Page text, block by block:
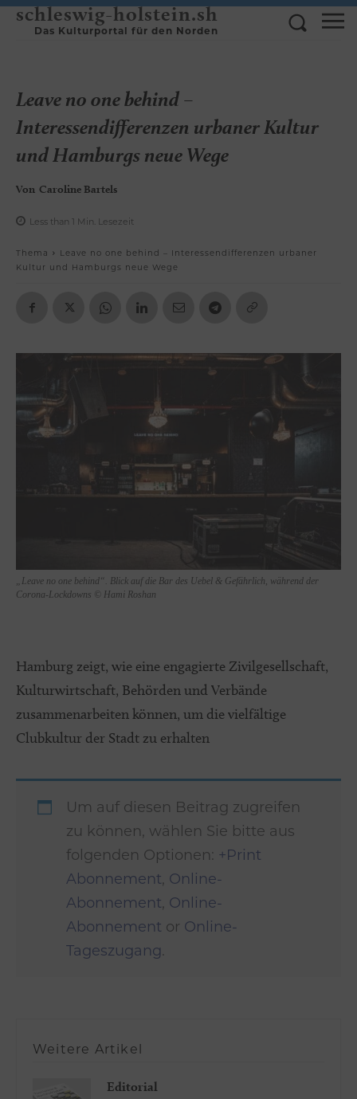
schleswig-holstein.sh
Das Kulturportal für den Norden
Leave no one behind –
Interessendifferenzen urbaner Kultur
und Hamburgs neue Wege
Von Caroline Bartels
Less than 1 Min. Lesezeit
Thema
Leave no one behind – Interessendifferenzen urbaner
Kultur und Hamburgs neue Wege
„Leave no one behind“. Blick auf die Bar des Uebel & Gefährlich, während der
Corona-Lockdowns © Hami Roshan
Hamburg zeigt, wie eine engagierte Zivilgesellschaft,
Kulturwirtschaft, Behörden und Verbände
zusammenarbeiten können, um die vielfältige
Clubkultur der Stadt zu erhalten
Um auf diesen Beitrag zugreifen
zu können, wählen Sie bitte aus
folgenden Optionen: +Print
Abonnement, Online-
Abonnement, Online-
Abonnement or Online-
Tageszugang.
Weitere Artikel
Editorial